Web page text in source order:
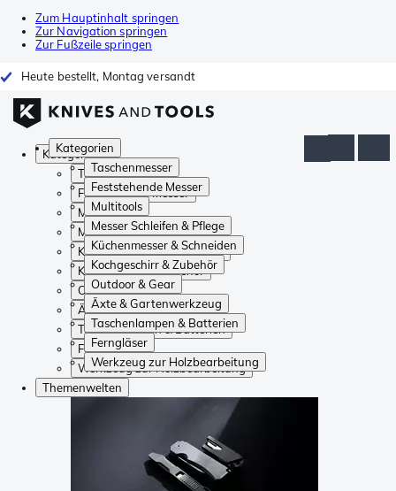
Zum Hauptinhalt springen
Zur Navigation springen
Zur Fußzeile springen
Heute bestellt, Montag versandt
Kategorien
Taschenmesser
Feststehende Messer
Multitools
Messer Schleifen & Pflege
Küchenmesser & Schneiden
Kochgeschirr & Zubehör
Outdoor & Gear
Äxte & Gartenwerkzeug
Taschenlampen & Batterien
Ferngläser
Werkzeug zur Holzbearbeitung
Kategorien
Taschenmesser
Feststehende Messer
Multitools
Messer Schleifen & Pflege
Küchenmesser & Schneiden
Kochgeschirr & Zubehör
Outdoor & Gear
Äxte & Gartenwerkzeug
Taschenlampen & Batterien
Ferngläser
Werkzeug zur Holzbearbeitung
Themenwelten